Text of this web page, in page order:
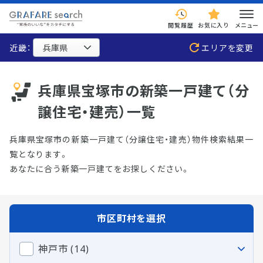
閲覧履歴 お気に入り メニュー
近畿： エリアを変更
兵庫県宝塚市の新築一戸建て（分
譲住宅・建売）一覧
兵庫県宝塚市の新築一戸建て（分譲住宅・建売）物件検索結果一
覧となります。
あなたに合う新築一戸建てをお探しください。
市区町村を選択
神戸市 (14)